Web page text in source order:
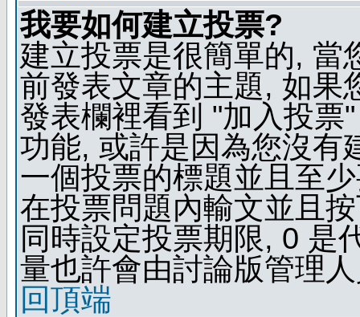
我要如何建立投票?
建立投票是很簡單的, 當
前發表文章的主題, 如果
發表欄裡看到 "加入投票
功能, 或許是因為您沒有
一個投票的標題並且至
在投票問題內輸文並且
同時設定投票期限, 0 是
量也許會由討論版管理
回頂端